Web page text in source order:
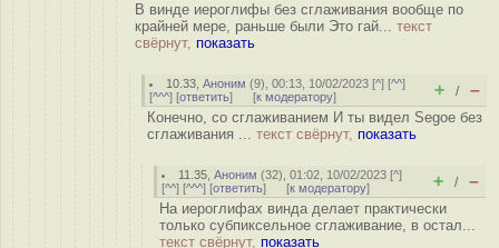
В винде иероглифы без сглаживания вообще по
крайней мере, раньше были Это гай... текст
свёрнут, показать
10.33 ,Аноним (9), 00:13, 10/02/2023 [^] [^^]
[^^^] [ответить] [к модератору] + / –
Конечно, со сглаживанием И ты видел Segoe без
сглаживания ... текст свёрнут, показать
11.35 ,Аноним (32), 01:02, 10/02/2023 [^]
[^^] [^^^] [ответить] [к модератору] + / –
На иероглифах винда делает практически
только субпиксельное сглаживание, в остал...
текст свёрнут, показать